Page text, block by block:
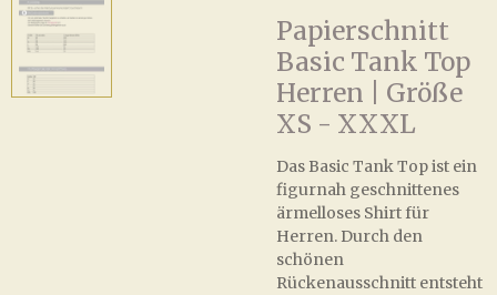
Papierschnitt
Basic Tank Top
Herren | Größe
XS - XXXL
Das Basic Tank Top ist ein
figurnah geschnittenes
ärmelloses Shirt für
Herren. Durch den
schönen
Rückenausschnitt entsteht